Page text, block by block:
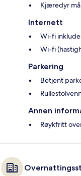
Kjæredyr
Internett
Wi-fi
Wi-fi
Parkering
Betjent
Annen
Røykfritt